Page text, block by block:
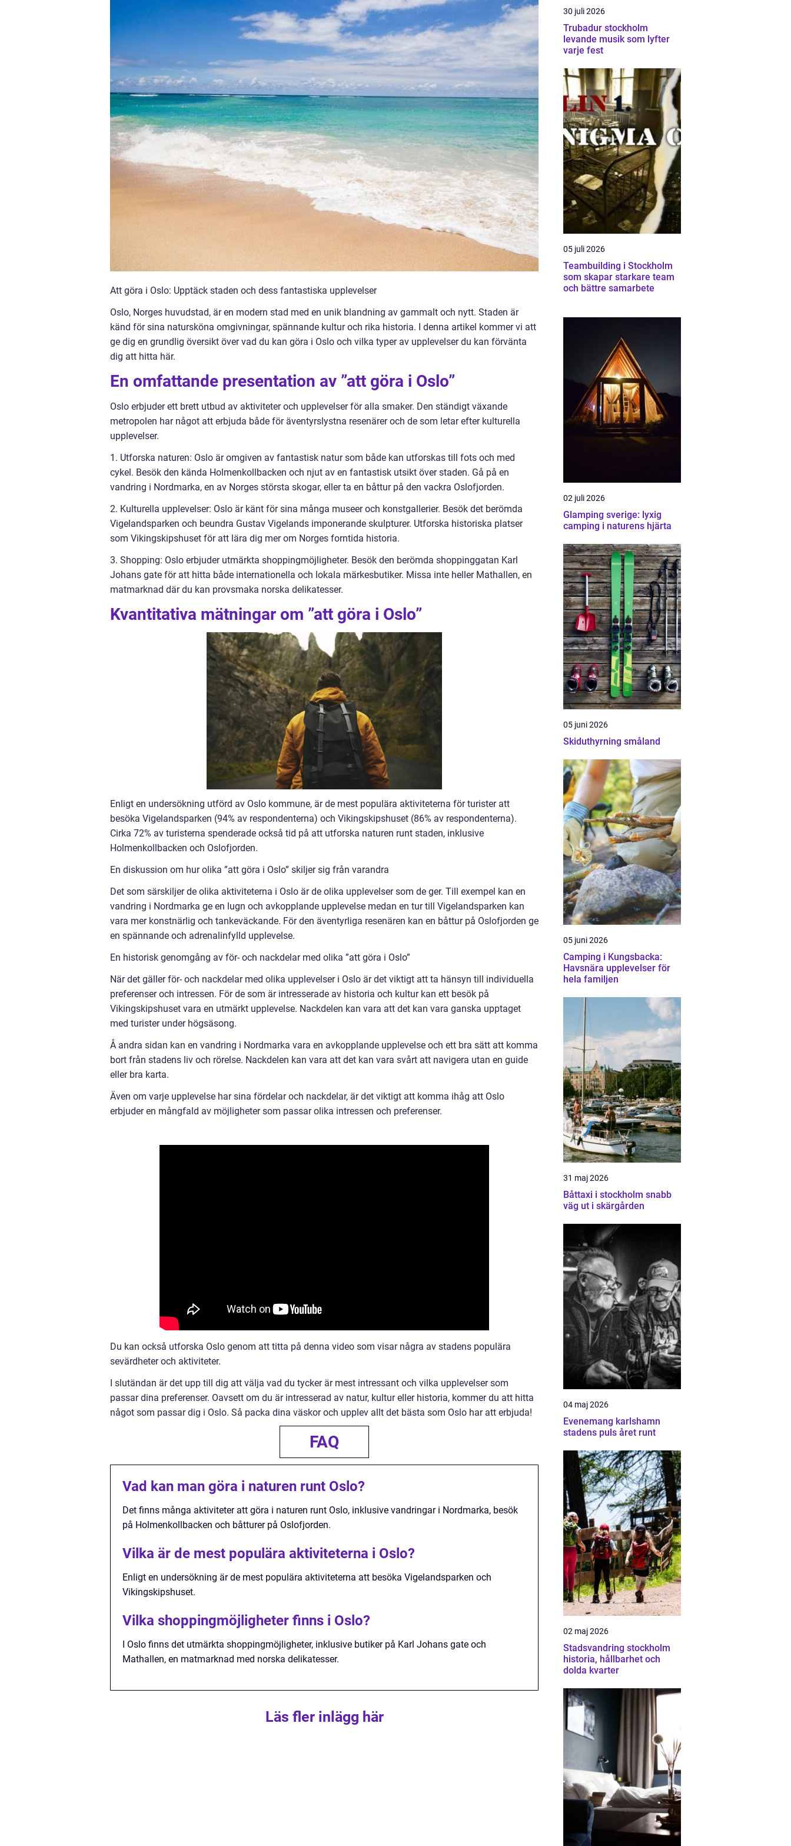
Att göra i Oslo: Upptäck staden och dess fantastiska upplevelser
Oslo, Norges huvudstad, är en modern stad med en unik blandning av gammalt och nytt. Staden är
känd för sina natursköna omgivningar, spännande kultur och rika historia. I denna artikel kommer vi att
ge dig en grundlig översikt över vad du kan göra i Oslo och vilka typer av upplevelser du kan förvänta
dig att hitta här.
En omfattande presentation av ”att göra i Oslo”
Oslo erbjuder ett brett utbud av aktiviteter och upplevelser för alla smaker. Den ständigt växande
metropolen har något att erbjuda både för äventyrslystna resenärer och de som letar efter kulturella
upplevelser.
1. Utforska naturen: Oslo är omgiven av fantastisk natur som både kan utforskas till fots och med
cykel. Besök den kända Holmenkollbacken och njut av en fantastisk utsikt över staden. Gå på en
vandring i Nordmarka, en av Norges största skogar, eller ta en båttur på den vackra Oslofjorden.
2. Kulturella upplevelser: Oslo är känt för sina många museer och konstgallerier. Besök det berömda
Vigelandsparken och beundra Gustav Vigelands imponerande skulpturer. Utforska historiska platser
som Vikingskipshuset för att lära dig mer om Norges forntida historia.
3. Shopping: Oslo erbjuder utmärkta shoppingmöjligheter. Besök den berömda shoppinggatan Karl
Johans gate för att hitta både internationella och lokala märkesbutiker. Missa inte heller Mathallen, en
matmarknad där du kan provsmaka norska delikatesser.
Kvantitativa mätningar om ”att göra i Oslo”
Enligt en undersökning utförd av Oslo kommune, är de mest populära aktiviteterna för turister att
besöka Vigelandsparken (94% av respondenterna) och Vikingskipshuset (86% av respondenterna).
Cirka 72% av turisterna spenderade också tid på att utforska naturen runt staden, inklusive
Holmenkollbacken och Oslofjorden.
En diskussion om hur olika ”att göra i Oslo” skiljer sig från varandra
Det som särskiljer de olika aktiviteterna i Oslo är de olika upplevelser som de ger. Till exempel kan en
vandring i Nordmarka ge en lugn och avkopplande upplevelse medan en tur till Vigelandsparken kan
vara mer konstnärlig och tankeväckande. För den äventyrliga resenären kan en båttur på Oslofjorden ge
en spännande och adrenalinfylld upplevelse.
En historisk genomgång av för- och nackdelar med olika ”att göra i Oslo”
När det gäller för- och nackdelar med olika upplevelser i Oslo är det viktigt att ta hänsyn till individuella
preferenser och intressen. För de som är intresserade av historia och kultur kan ett besök på
Vikingskipshuset vara en utmärkt upplevelse. Nackdelen kan vara att det kan vara ganska upptaget
med turister under högsäsong.
Å andra sidan kan en vandring i Nordmarka vara en avkopplande upplevelse och ett bra sätt att komma
bort från stadens liv och rörelse. Nackdelen kan vara att det kan vara svårt att navigera utan en guide
eller bra karta.
Även om varje upplevelse har sina fördelar och nackdelar, är det viktigt att komma ihåg att Oslo
erbjuder en mångfald av möjligheter som passar olika intressen och preferenser.
Du kan också utforska Oslo genom att titta på denna video som visar några av stadens populära
sevärdheter och aktiviteter.
I slutändan är det upp till dig att välja vad du tycker är mest intressant och vilka upplevelser som
passar dina preferenser. Oavsett om du är intresserad av natur, kultur eller historia, kommer du att hitta
något som passar dig i Oslo. Så packa dina väskor och upplev allt det bästa som Oslo har att erbjuda!
FAQ
Vad kan man göra i naturen runt Oslo?
Det finns många aktiviteter att göra i naturen runt Oslo, inklusive vandringar i Nordmarka, besök
på Holmenkollbacken och båtturer på Oslofjorden.
Vilka är de mest populära aktiviteterna i Oslo?
Enligt en undersökning är de mest populära aktiviteterna att besöka Vigelandsparken och
Vikingskipshuset.
Vilka shoppingmöjligheter finns i Oslo?
I Oslo finns det utmärkta shoppingmöjligheter, inklusive butiker på Karl Johans gate och
Mathallen, en matmarknad med norska delikatesser.
Läs fler inlägg här
30 juli 2026
Trubadur stockholm
levande musik som lyfter
varje fest
05 juli 2026
Teambuilding i Stockholm
som skapar starkare team
och bättre samarbete
02 juli 2026
Glamping sverige: lyxig
camping i naturens hjärta
05 juni 2026
Skiduthyrning småland
05 juni 2026
Camping i Kungsbacka:
Havsnära upplevelser för
hela familjen
31 maj 2026
Båttaxi i stockholm snabb
väg ut i skärgården
04 maj 2026
Evenemang karlshamn
stadens puls året runt
02 maj 2026
Stadsvandring stockholm
historia, hållbarhet och
dolda kvarter